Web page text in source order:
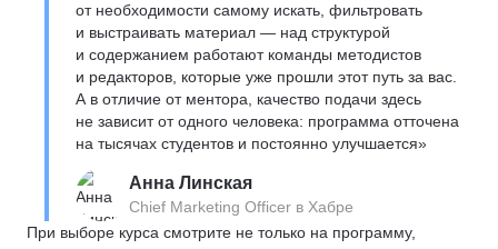
от необходимости самому искать, фильтровать
и выстраивать материал — над структурой
и содержанием работают команды методистов
и редакторов, которые уже прошли этот путь за вас.
А в отличие от ментора, качество подачи здесь
не зависит от одного человека: программа отточена
на тысячах студентов и постоянно улучшается»
Анна Линская
Chief Marketing Officer в Хабре
При выборе курса смотрите не только на программу,